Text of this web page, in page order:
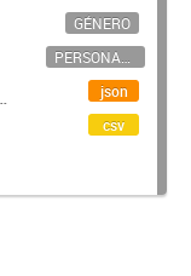
GÉNERO
PERSONAL CIENTÍFICO-TECNOLÓGICO
json
csv